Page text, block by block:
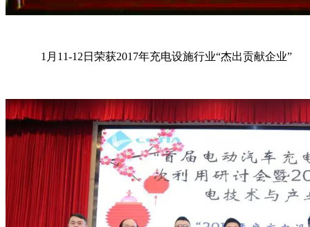
1月11-12日荣获2017年充电设施行业“杰出贡献企业”